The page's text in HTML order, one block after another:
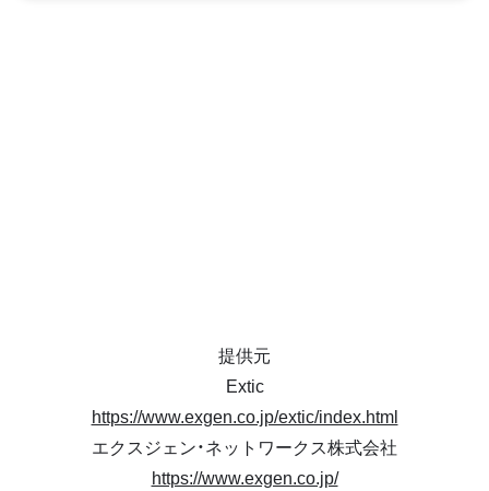
提供元
Extic
https://www.exgen.co.jp/extic/index.html
エクスジェン・ネットワークス株式会社
https://www.exgen.co.jp/